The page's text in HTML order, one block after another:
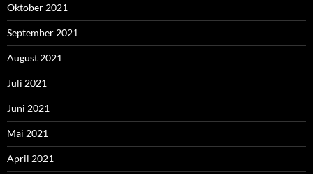
Oktober 2021
September 2021
August 2021
Juli 2021
Juni 2021
Mai 2021
April 2021